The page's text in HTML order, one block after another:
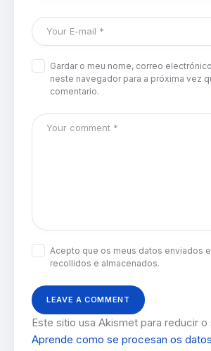
Gardar o meu nome, correo
neste navegador para a próxima vez
comentario.
Acepto que os meus datos enviados
recollidos e almacenados.
Este sitio usa Akismet para reducir o
Aprende como se procesan os